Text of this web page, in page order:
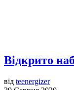
Відкрито
від teenergizer